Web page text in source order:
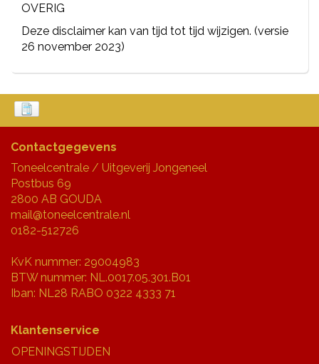
OVERIG
Deze disclaimer kan van tijd tot tijd wijzigen. (versie
26 november 2023)
Contactgegevens
Toneelcentrale / Uitgeverij Jongeneel
Postbus 69
2800 AB GOUDA
mail@toneelcentrale.nl
0182-512726
KvK nummer: 29004983
BTW nummer: NL.0017.05.301.B01
Iban: NL28 RABO 0322 4333 71
Klantenservice
OPENINGSTIJDEN